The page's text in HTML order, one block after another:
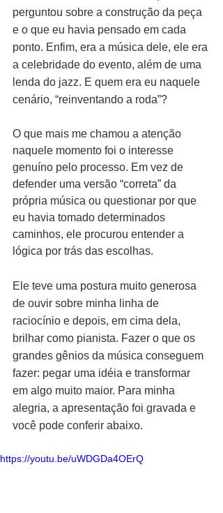
perguntou sobre a construção da peça
e o que eu havia pensado em cada
ponto. Enfim, era a música dele, ele era
a celebridade do evento, além de uma
lenda do jazz. E quem era eu naquele
cenário, “reinventando a roda”?
O que mais me chamou a atenção
naquele momento foi o interesse
genuíno pelo processo. Em vez de
defender uma versão “correta” da
própria música ou questionar por que
eu havia tomado determinados
caminhos, ele procurou entender a
lógica por trás das escolhas.
Ele teve uma postura muito generosa
de ouvir sobre minha linha de
raciocínio e depois, em cima dela,
brilhar como pianista. Fazer o que os
grandes gênios da música conseguem
fazer: pegar uma idéia e transformar
em algo muito maior. Para minha
alegria, a apresentação foi gravada e
você pode conferir abaixo.
https://youtu.be/uWDGDa4OErQ